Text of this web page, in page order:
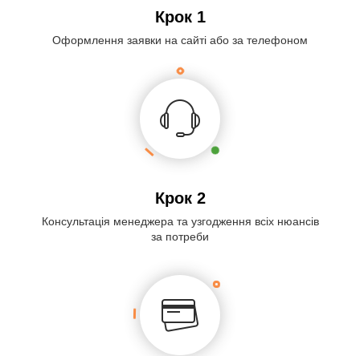
Крок 1
Оформлення заявки на сайті або за телефоном
Крок 2
Консультація менеджера та узгодження всіх нюансів
за потреби